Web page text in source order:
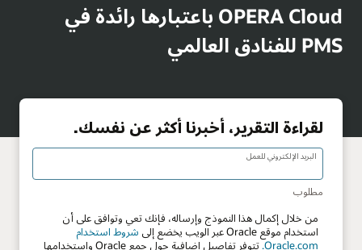
OPERA Cloud باعتبارها رائدة في
PMS للفنادق العالمي